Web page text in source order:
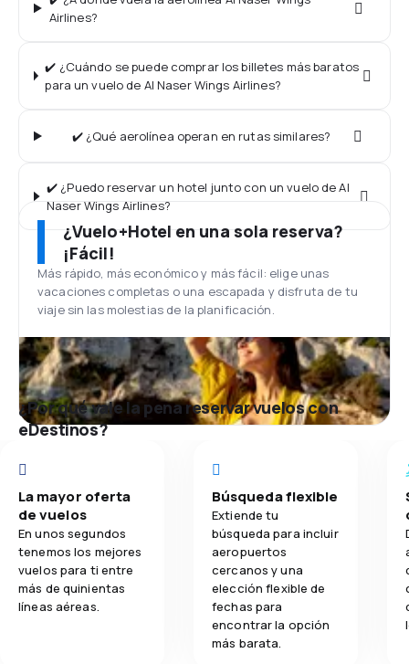
Airlines?
✔️ ¿Cuándo se puede comprar los billetes más baratos
para un vuelo de Al Naser Wings Airlines?
✔️ ¿Qué aerolínea operan en rutas similares?
✔️ ¿Puedo reservar un hotel junto con un vuelo de Al
Naser Wings Airlines?
¿Vuelo+Hotel en una sola reserva?
¡Fácil!
Más rápido, más económico y más fácil: elige unas
vacaciones completas o una escapada y disfruta de tu
viaje sin las molestias de la planificación.
¿Por qué vale la pena reservar vuelos con
eDestinos?
La mayor oferta
de vuelos
En unos segundos
tenemos los mejores
vuelos para ti entre
más de quinientas
líneas aéreas.
Búsqueda flexible
Extiende tu
búsqueda para incluir
aeropuertos
cercanos y una
elección flexible de
fechas para
encontrar la opción
más barata.